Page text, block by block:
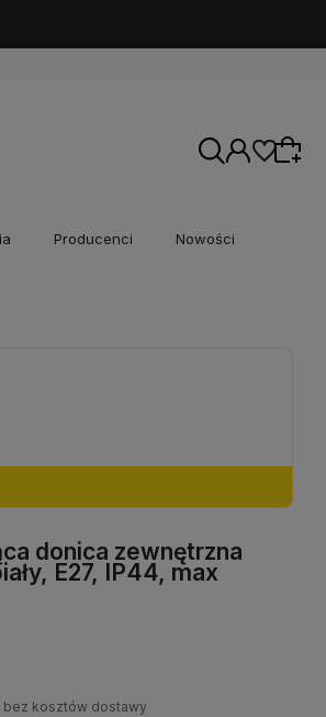
Producenci
Nowości
donica zewnętrzna
E27, IP44, max
bez kosztów dostawy